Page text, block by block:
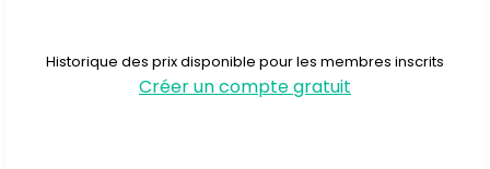
Historique des prix disponible pour les membres inscrits
Créer un compte gratuit